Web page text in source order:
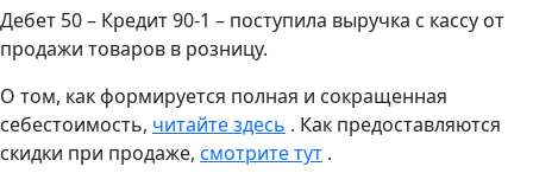
Дебет 50 – Кредит 90-1 – поступила выручка с кассу от
продажи товаров в розницу.
О том, как формируется полная и сокращенная
себестоимость, читайте здесь . Как предоставляются
скидки при продаже, смотрите тут .